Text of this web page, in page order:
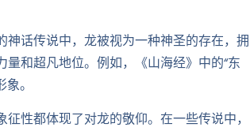
话传说中，龙被视为一种神圣的存在，拥
和超凡地位。例如，《山海经》中的“东
。
性都体现了对龙的敬仰。在一些传说中，